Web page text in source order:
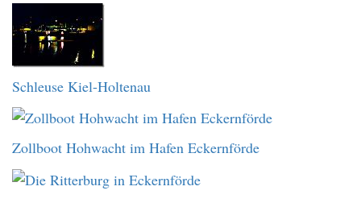
Schleuse Kiel-Holtenau
Zollboot Hohwacht im Hafen Eckernförde